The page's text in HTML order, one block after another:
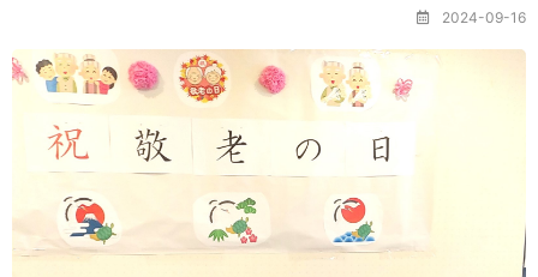
2024-09-16